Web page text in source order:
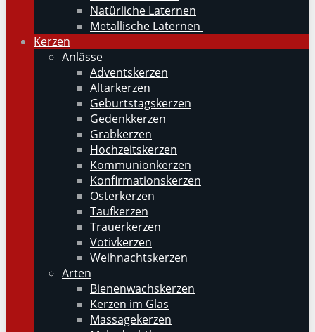
Natürliche Laternen
Metallische Laternen
Kerzen
Anlässe
Adventskerzen
Altarkerzen
Geburtstagskerzen
Gedenkkerzen
Grabkerzen
Hochzeitskerzen
Kommunionkerzen
Konfirmationskerzen
Osterkerzen
Taufkerzen
Trauerkerzen
Votivkerzen
Weihnachtskerzen
Arten
Bienenwachskerzen
Kerzen im Glas
Massagekerzen